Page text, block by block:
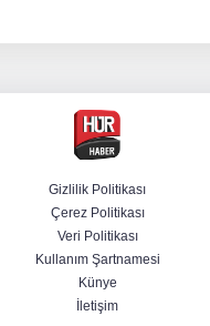
MGK toplanıyor: Ana gündem
MGK toplantısı sona erdi, 8
yayımlandı
Şehit aileleri ve gazilerin
Gizlilik Politikası
Çerez Politikası
Veri Politikası
Kullanım Şartnamesi
Künye
İletişim